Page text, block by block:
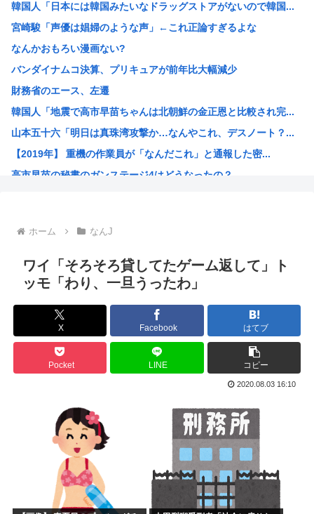
【速報】北朝鮮が日本海に向けてミサイル発射
【悲報】高市首相の“個人的なSNS投稿”で習近平ブチギレ...
【衝撃】木村祐一の変貌ぶりに「誰かわからん」「いつの間に...
ついに来ちゃったの？アメリカでヒューマノイドロボットが家...
中国製ルーター20機種にバックドア、外部から完全制御のお...
中国人のリウさん、新エネ車で国境越えたら遠隔操作で30時...
北朝鮮が何かを発射
コメ価格先行き指数 過去最低 今後も値下がり傾向
韓国人「日本には韓国みたいなドラッグストアがないので韓国...
宮崎駿「声優は娼婦のような声」←これ正論すぎるよな
なんかおもろい漫画ない?
バンダイナムコ決算、プリキュアが前年比大幅減少
財務省のエース、左遷
韓国人「地震で高市早苗ちゃんは北朝鮮の金正恩と比較され完...
山本五十六「明日は真珠湾攻撃か…なんやこれ、デスノート？...
【2019年】 重機の作業員が「なんだこれ」と通報した密...
高市早苗の秘書のガンステージ4はどうなったの？
韓国人「現在、日本が密かに韓国からパクっているものがこち...
漫画の画像持ってないか
孫悟飯、『魔閃光』しかオリジナル技がないwww
出せよ…お前らが描いた絵!!
【画像】ブルーロックの監督、キレるwww
【高市朗報】高市早苗の名言、偉人の名言としてブロガーにま...
ひぐらし原作北条沙都子「大きいのやだ！気持ち悪いのやだ！...
海外「日本にはこんな特殊な標識があるんだけど皆は見たこと...
森山前自民党幹事長「日中首脳会談の写真を高市が勝手にSN...
突進してきた牛を跳び越えたら、牛が固まって動かなくなった...
バトル漫画の主人公でライバルがいないキャラ、存在しない
週刊少年ジャンプ、発行部数100万部割れ
ホーム なんJ
ワイ「そろそろ貸してたゲーム返して」ト
ッモ「わり、一旦うったわ」
X Facebook はてブ
Pocket LINE コピー
2020.08.03 16:10